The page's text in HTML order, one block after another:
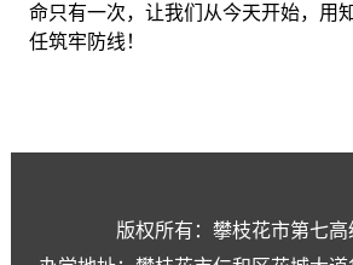
命只有一次，让我们从今天开始，用
任筑牢防线！
版权所有：攀枝花市第七